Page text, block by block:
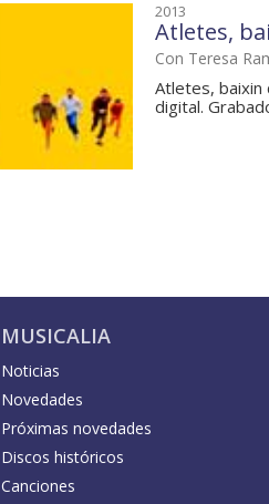
2013
Atletes,
Con Teresa
Atletes, baixin
digital.
MUSICALIA
Noticias
Novedades
Próximas novedades
Discos históricos
Canciones